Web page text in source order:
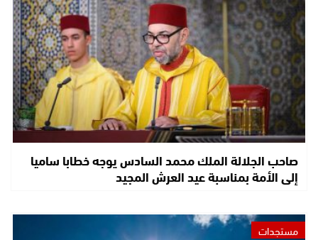
صاحب الجلالة الملك محمد السادس يوجه خطابا ساميا
إلى الأمة بمناسبة عيد العرش المجيد
مستجدات